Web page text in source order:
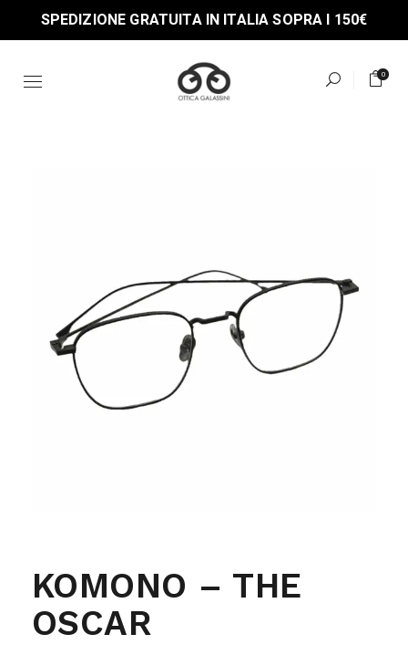
the
SPEDIZIONE GRATUITA IN ITALIA SOPRA I 150€
0
KOMONO – THE
OSCAR